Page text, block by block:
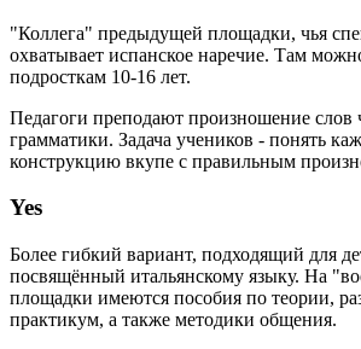
"Коллега" предыдущей площадки, чья
охватывает испанское наречие. Там
подросткам 10-16 лет.
Педагоги преподают произношение слов
грамматики. Задача учеников - понять
конструкцию вкупе с правильным
Yes
Более гибкий вариант, подходящий для
посвящённый итальянскому языку. На
площадки имеются пособия по теории,
практикум, а также методики общения.